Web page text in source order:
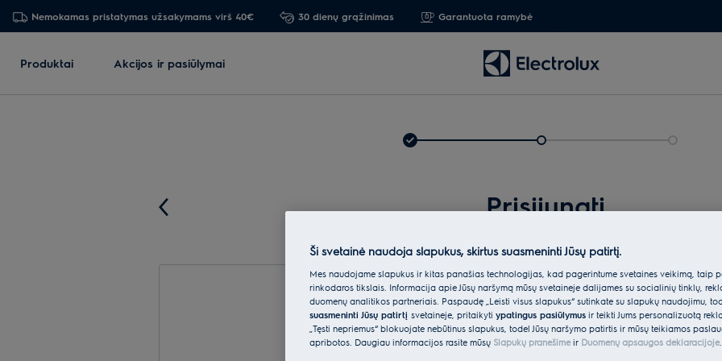
Nemokamas pristatymas užsakymams virš 40€ 30 dienų grąžinimas Garantuota ramybė
Produktai Akcijos ir pasiūlymai
Prisijungti
Ši svetainė naudoja slapukus, skirtus suasmeninti Jūsų patirtį.
Mes naudojame slapukus ir kitas panašias technologijas, kad pagerintume svetainės veikimą, taip
rinkodaros tikslais. Informacija apie Jūsų naršymą mūsų svetainėje dalijamės su socialinių tinklų,
duomenų analitikos partneriais. Paspaudę „Leisti visus slapukus“ sutinkate su slapukų naudojimu,
suasmeninti Jūsų patirtį svetainėje, pritaikyti ypatingus pasiūlymus ir teikti Jums personalizuotą
„Tęsti nepriėmus“ blokuojate nebūtinus slapukus, todėl Jūsų naršymo patirtis ir mūsų teikiamos
apribotos. Daugiau informacijos rasite mūsų Slapukų pranešimeir Duomenų apsaugos deklaracijoje.